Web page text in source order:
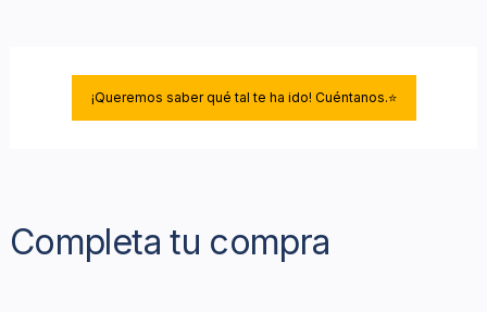
¡Queremos saber qué tal te ha ido! Cuéntanos.⭐
Completa tu compra